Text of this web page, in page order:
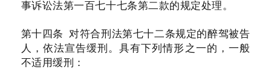
事诉讼法第一百七十七条第二款的规定处理。
第十四条 对符合刑法第七十二条规定的醉驾被告
人，依法宣告缓刑。具有下列情形之一的，一般
不适用缓刑：